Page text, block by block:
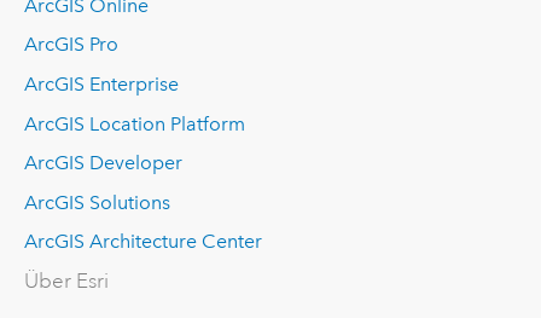
ArcGIS Online
ArcGIS Pro
ArcGIS Enterprise
ArcGIS Location Platform
ArcGIS Developer
ArcGIS Solutions
ArcGIS Architecture Center
Über Esri